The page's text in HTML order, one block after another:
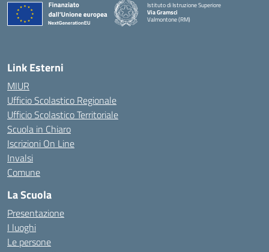
Istituto di Istruzione Superiore
Via Gramsci
Valmontone (RM)
Link Esterni
MIUR
Ufficio Scolastico Regionale
Ufficio Scolastico Territoriale
Scuola in Chiaro
Iscrizioni On Line
Invalsi
Comune
La Scuola
Presentazione
I luoghi
Le persone